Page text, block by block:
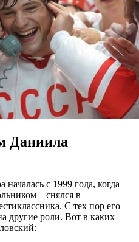
Даниила
с 1999 года, когда
– снялся в
С тех пор его
другие роли. Вот в каких